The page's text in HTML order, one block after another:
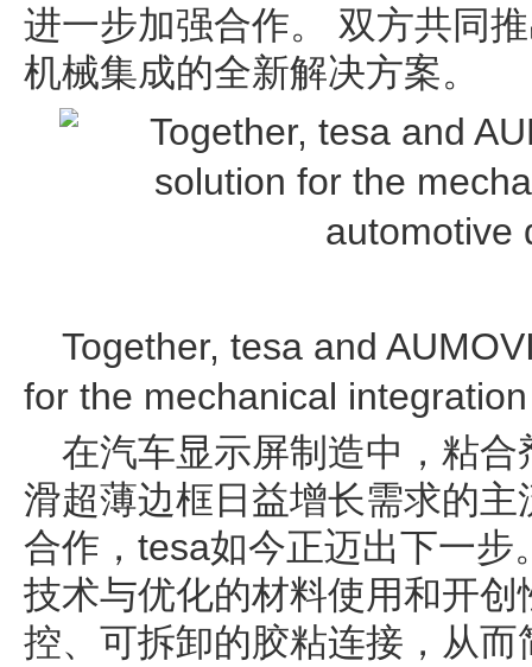
进一步加强合作。 双方共同
机械集成的全新解决方案。
Together, tesa and
for the mechanical
在汽车显示屏制造中，粘
滑超薄边框日益增长需求的
合作，tesa如今正迈出下一
技术与优化的材料使用和开
控、可拆卸的胶粘连接，从